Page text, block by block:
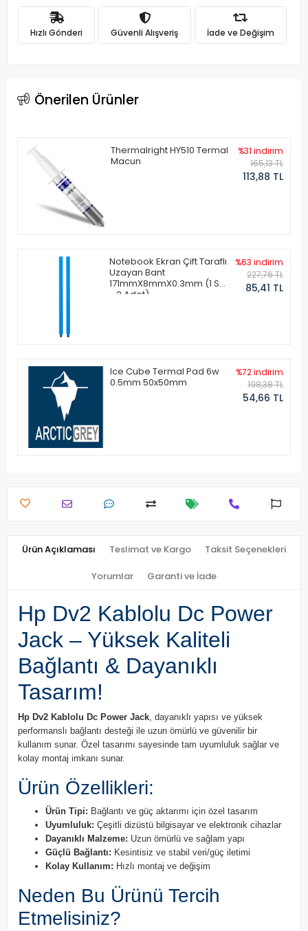
Hızlı Gönderi Güvenli Alışveriş İade ve Değişim
Önerilen Ürünler
Thermalright HY510 Termal
Macun
%31 indirim
165,13 TL
113,88 TL
Notebook Ekran Çift Taraflı
Uzayan Bant
171mmX8mmX0.3mm (1 Set
- 2 Adet)
%63 indirim
227,76 TL
85,41 TL
Ice Cube Termal Pad 6w
0.5mm 50x50mm
%72 indirim
198,38 TL
54,66 TL
Ürün Açıklaması Teslimat ve Kargo Taksit Seçenekleri
Yorumlar Garanti ve İade
Hp Dv2 Kablolu Dc Power
Jack – Yüksek Kaliteli
Bağlantı & Dayanıklı
Tasarım!
Hp Dv2 Kablolu Dc Power Jack, dayanıklı yapısı ve yüksek
performanslı bağlantı desteği ile uzun ömürlü ve güvenilir bir
kullanım sunar. Özel tasarımı sayesinde tam uyumluluk sağlar ve
kolay montaj imkanı sunar.
Ürün Özellikleri:
Ürün Tipi: Bağlantı ve güç aktarımı için özel tasarım
Uyumluluk: Çeşitli dizüstü bilgisayar ve elektronik cihazlar
Dayanıklı Malzeme: Uzun ömürlü ve sağlam yapı
Güçlü Bağlantı: Kesintisiz ve stabil veri/güç iletimi
Kolay Kullanım: Hızlı montaj ve değişim
Neden Bu Ürünü Tercih
Etmelisiniz?